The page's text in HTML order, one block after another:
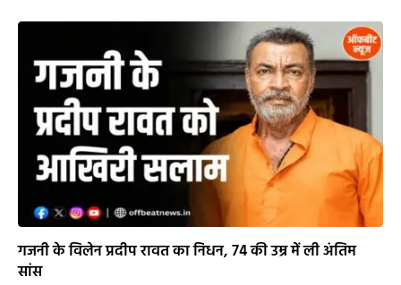
गजनी के विलेन प्रदीप रावत का निधन, 74 की उम्र में ली अंतिम
सांस